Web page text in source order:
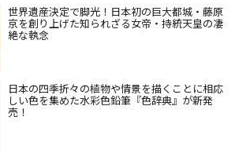
世界遺産決定で脚光！日本初の巨大都城・藤原
京を創り上げた知られざる女帝・持統天皇の凄
絶な執念
日本の四季折々の植物や情景を描くことに相応
しい色を集めた水彩色鉛筆『色辞典』が新発
売！